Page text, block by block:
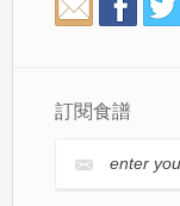
訂閱食譜